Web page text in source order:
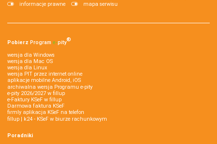
informacje prawne
mapa serwisu
Pobierz Program e‑pity®
wersja dla Windows
wersja dla Mac OS
wersja dla Linux
wersja PIT przez internet online
aplikacje mobilne Android, iOS
archiwalna wersja Programu e-pity
e-pity 2026/2027 w fillup
e‑Faktury KSeF w fillup
Darmowa faktura KSeF
firmly aplikacja KSeF na telefon
fillup | k24 - KSeF w biurze rachunkowym
Poradniki